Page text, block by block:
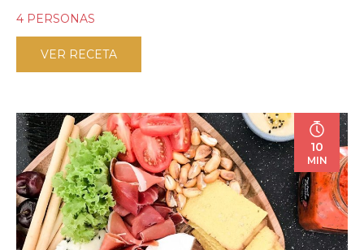
4 PERSONAS
VER RECETA
10
MIN